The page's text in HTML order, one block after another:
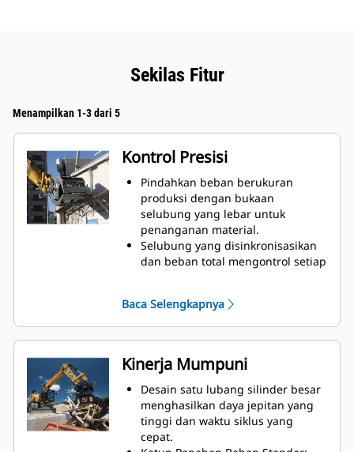
Sekilas Fitur
Menampilkan 1-3 dari 5
Kontrol Presisi
Pindahkan beban berukuran
produksi dengan bukaan
selubung yang lebar untuk
penanganan material.
Selubung yang disinkronisasikan
dan beban total mengontrol setiap
Pertahankan cengkeraman pada
beban besar, atau pilih, sortir, dan
tempatkan material kecil dengan
penghenti overbite untuk kontak
jaw tepi ke tepi dan mencegah
overbite.
Saring tanah dan material halus
lainnya melalui selubung
kerangka dan berperforasi, yang
Baca Selengkapnya
Kinerja Mumpuni
Desain satu lubang silinder besar
menghasilkan daya jepitan yang
tinggi dan waktu siklus yang
cepat.